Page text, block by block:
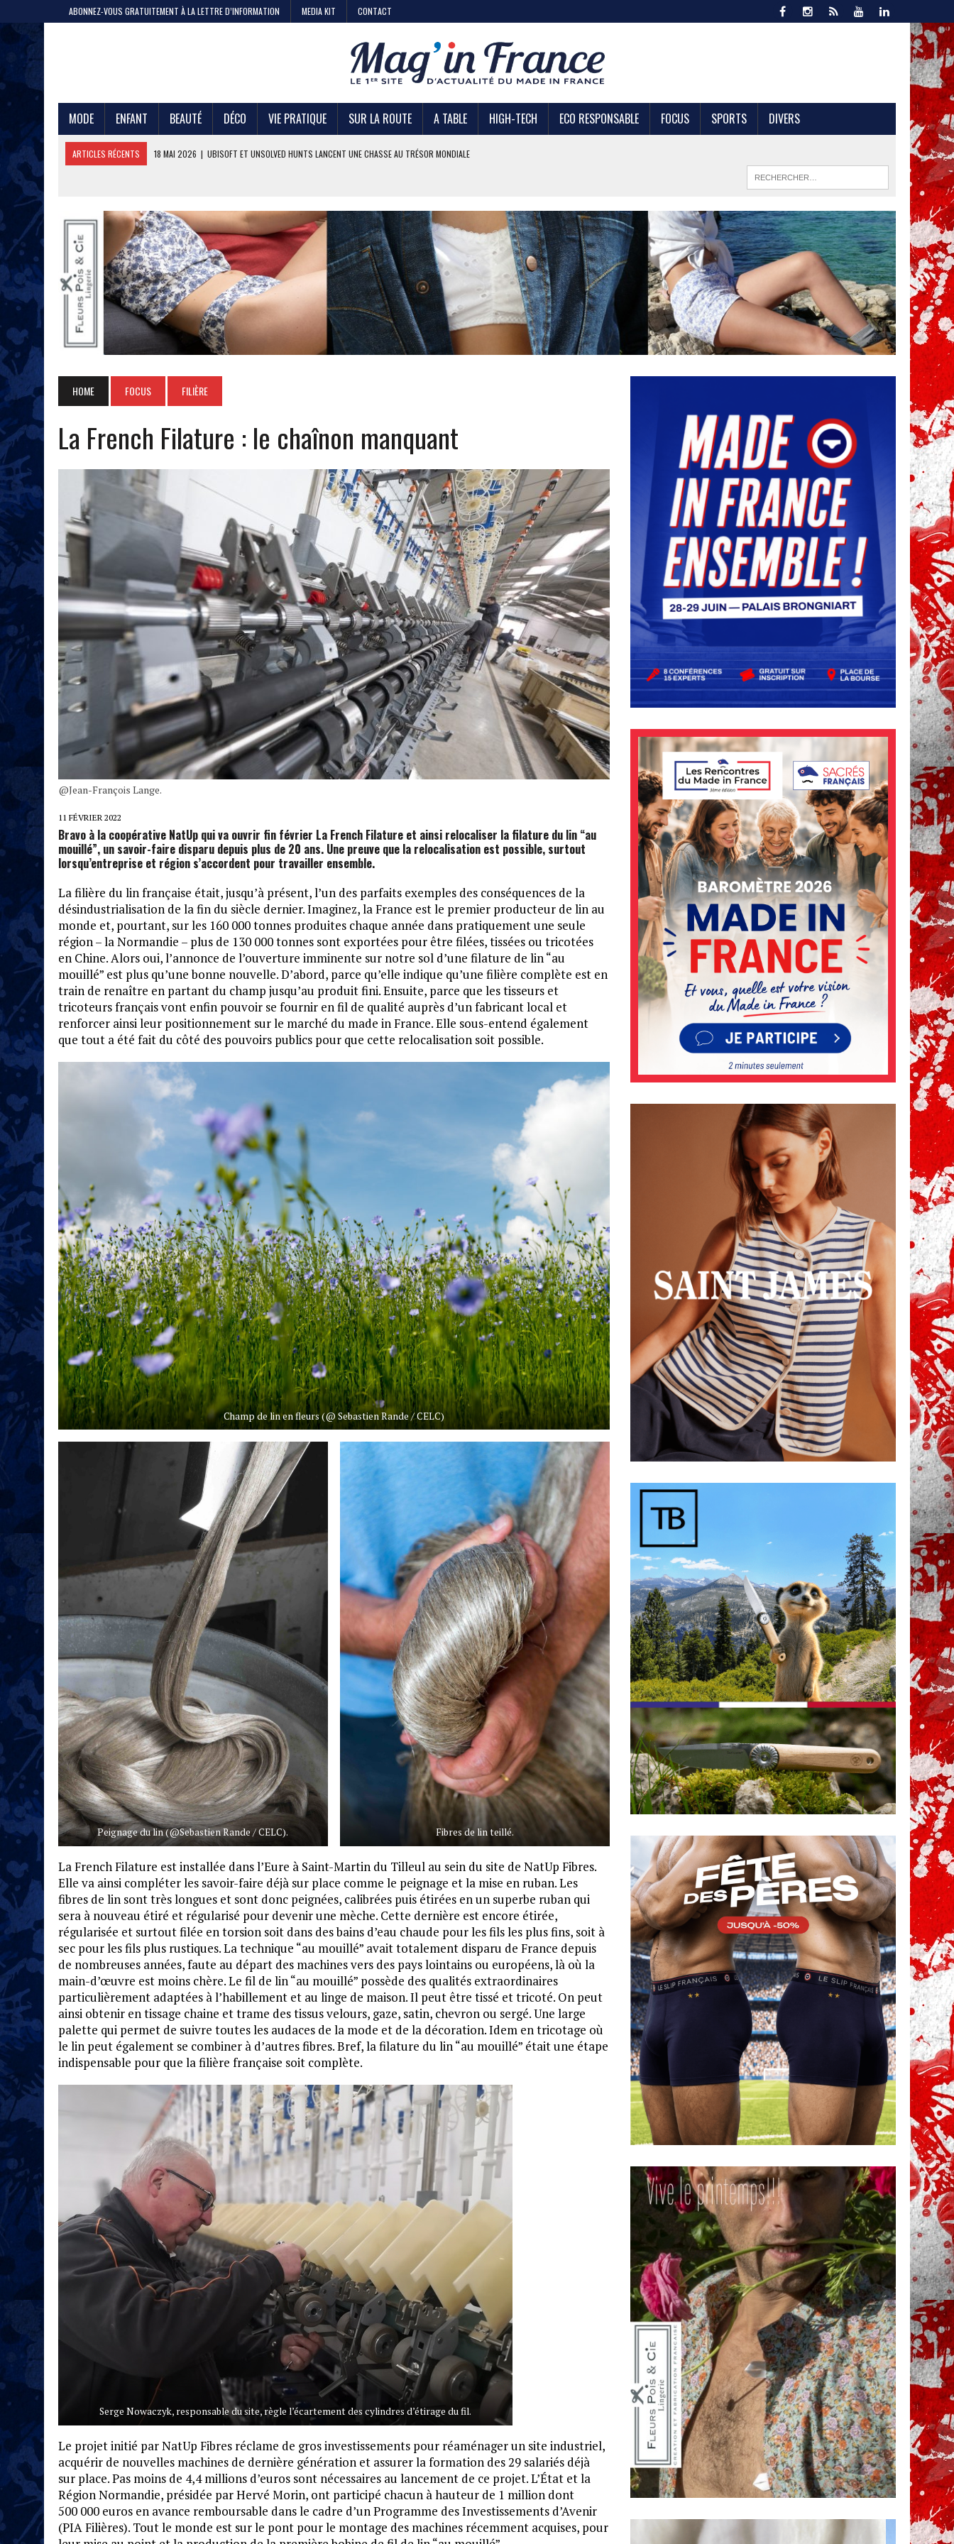
ABONNEZ-VOUS GRATUITEMENT À LA LETTRE D’INFORMATION MEDIA KIT CONTACT
MODE ENFANT BEAUTÉ DÉCO VIE PRATIQUE SUR LA ROUTE A TABLE HIGH-TECH ECO RESPONSABLE FOCUS SPORTS DIVERS
ARTICLES RÉCENTS 11 MAI 2026 | CRISTEL, 200 ANS DE SAVOIR-FAIRE
24 AVRIL 2026 | DEEPFOIL, POUR LES ADEPTES DU GRAND BLEU
21 AVRIL 2026 | 100 000 JEANS FABRIQUÉS EN FRANCE POUR JULES ET KIABI
17 AVRIL 2026 | DURALEX LANCE PICARDIE 58 CL, REMÈDE OU ERREUR DE STRATÉGIE ?
3 JUIN 2026 | L’ÉTERNELLE MARINIÈRE SAINT JAMES
18 MAI 2026
UBISOFT ET UNSOLVED HUNTS LANCENT UNE CHASSE AU TRÉSOR MONDIALE
HOME FOCUS FILIÈRE
La French Filature : le chaînon manquant
@Jean-François Lange.
11 FÉVRIER 2022
Bravo à la coopérative NatUp qui va ouvrir fin février La French Filature et ainsi relocaliser la filature du lin “au
mouillé”, un savoir-faire disparu depuis plus de 20 ans. Une preuve que la relocalisation est possible, surtout
lorsqu’entreprise et région s’accordent pour travailler ensemble.
La filière du lin française était, jusqu’à présent, l’un des parfaits exemples des conséquences de la
désindustrialisation de la fin du siècle dernier. Imaginez, la France est le premier producteur de lin au
monde et, pourtant, sur les 160 000 tonnes produites chaque année dans pratiquement une seule
région – la Normandie – plus de 130 000 tonnes sont exportées pour être filées, tissées ou tricotées
en Chine. Alors oui, l’annonce de l’ouverture imminente sur notre sol d’une filature de lin “au
mouillé” est plus qu’une bonne nouvelle. D’abord, parce qu’elle indique qu’une filière complète est en
train de renaître en partant du champ jusqu’au produit fini. Ensuite, parce que les tisseurs et
tricoteurs français vont enfin pouvoir se fournir en fil de qualité auprès d’un fabricant local et
renforcer ainsi leur positionnement sur le marché du made in France. Elle sous-entend également
que tout a été fait du côté des pouvoirs publics pour que cette relocalisation soit possible.
Champ de lin en fleurs (@ Sebastien Rande / CELC)
Peignage du lin (@Sebastien Rande / CELC). Fibres de lin teillé.
La French Filature est installée dans l’Eure à Saint-Martin du Tilleul au sein du site de NatUp Fibres.
Elle va ainsi compléter les savoir-faire déjà sur place comme le peignage et la mise en ruban. Les
fibres de lin sont très longues et sont donc peignées, calibrées puis étirées en un superbe ruban qui
sera à nouveau étiré et régularisé pour devenir une mèche. Cette dernière est encore étirée,
régularisée et surtout filée en torsion soit dans des bains d’eau chaude pour les fils les plus fins, soit à
sec pour les fils plus rustiques. La technique “au mouillé” avait totalement disparu de France depuis
de nombreuses années, faute au départ des machines vers des pays lointains ou européens, là où la
main-d’œuvre est moins chère. Le fil de lin “au mouillé” possède des qualités extraordinaires
particulièrement adaptées à l’habillement et au linge de maison. Il peut être tissé et tricoté. On peut
ainsi obtenir en tissage chaine et trame des tissus velours, gaze, satin, chevron ou sergé. Une large
palette qui permet de suivre toutes les audaces de la mode et de la décoration. Idem en tricotage où
le lin peut également se combiner à d’autres fibres. Bref, la filature du lin “au mouillé” était une étape
indispensable pour que la filière française soit complète.
Serge Nowaczyk, responsable du site, règle l’écartement des cylindres d’étirage du fil.
Le projet initié par NatUp Fibres réclame de gros investissements pour réaménager un site industriel,
acquérir de nouvelles machines de dernière génération et assurer la formation des 29 salariés déjà
sur place. Pas moins de 4,4 millions d’euros sont nécessaires au lancement de ce projet. L’État et la
Région Normandie, présidée par Hervé Morin, ont participé chacun à hauteur de 1 million dont
500 000 euros en avance remboursable dans le cadre d’un Programme des Investissements d’Avenir
(PIA Filières). Tout le monde est sur le pont pour le montage des machines récemment acquises, pour